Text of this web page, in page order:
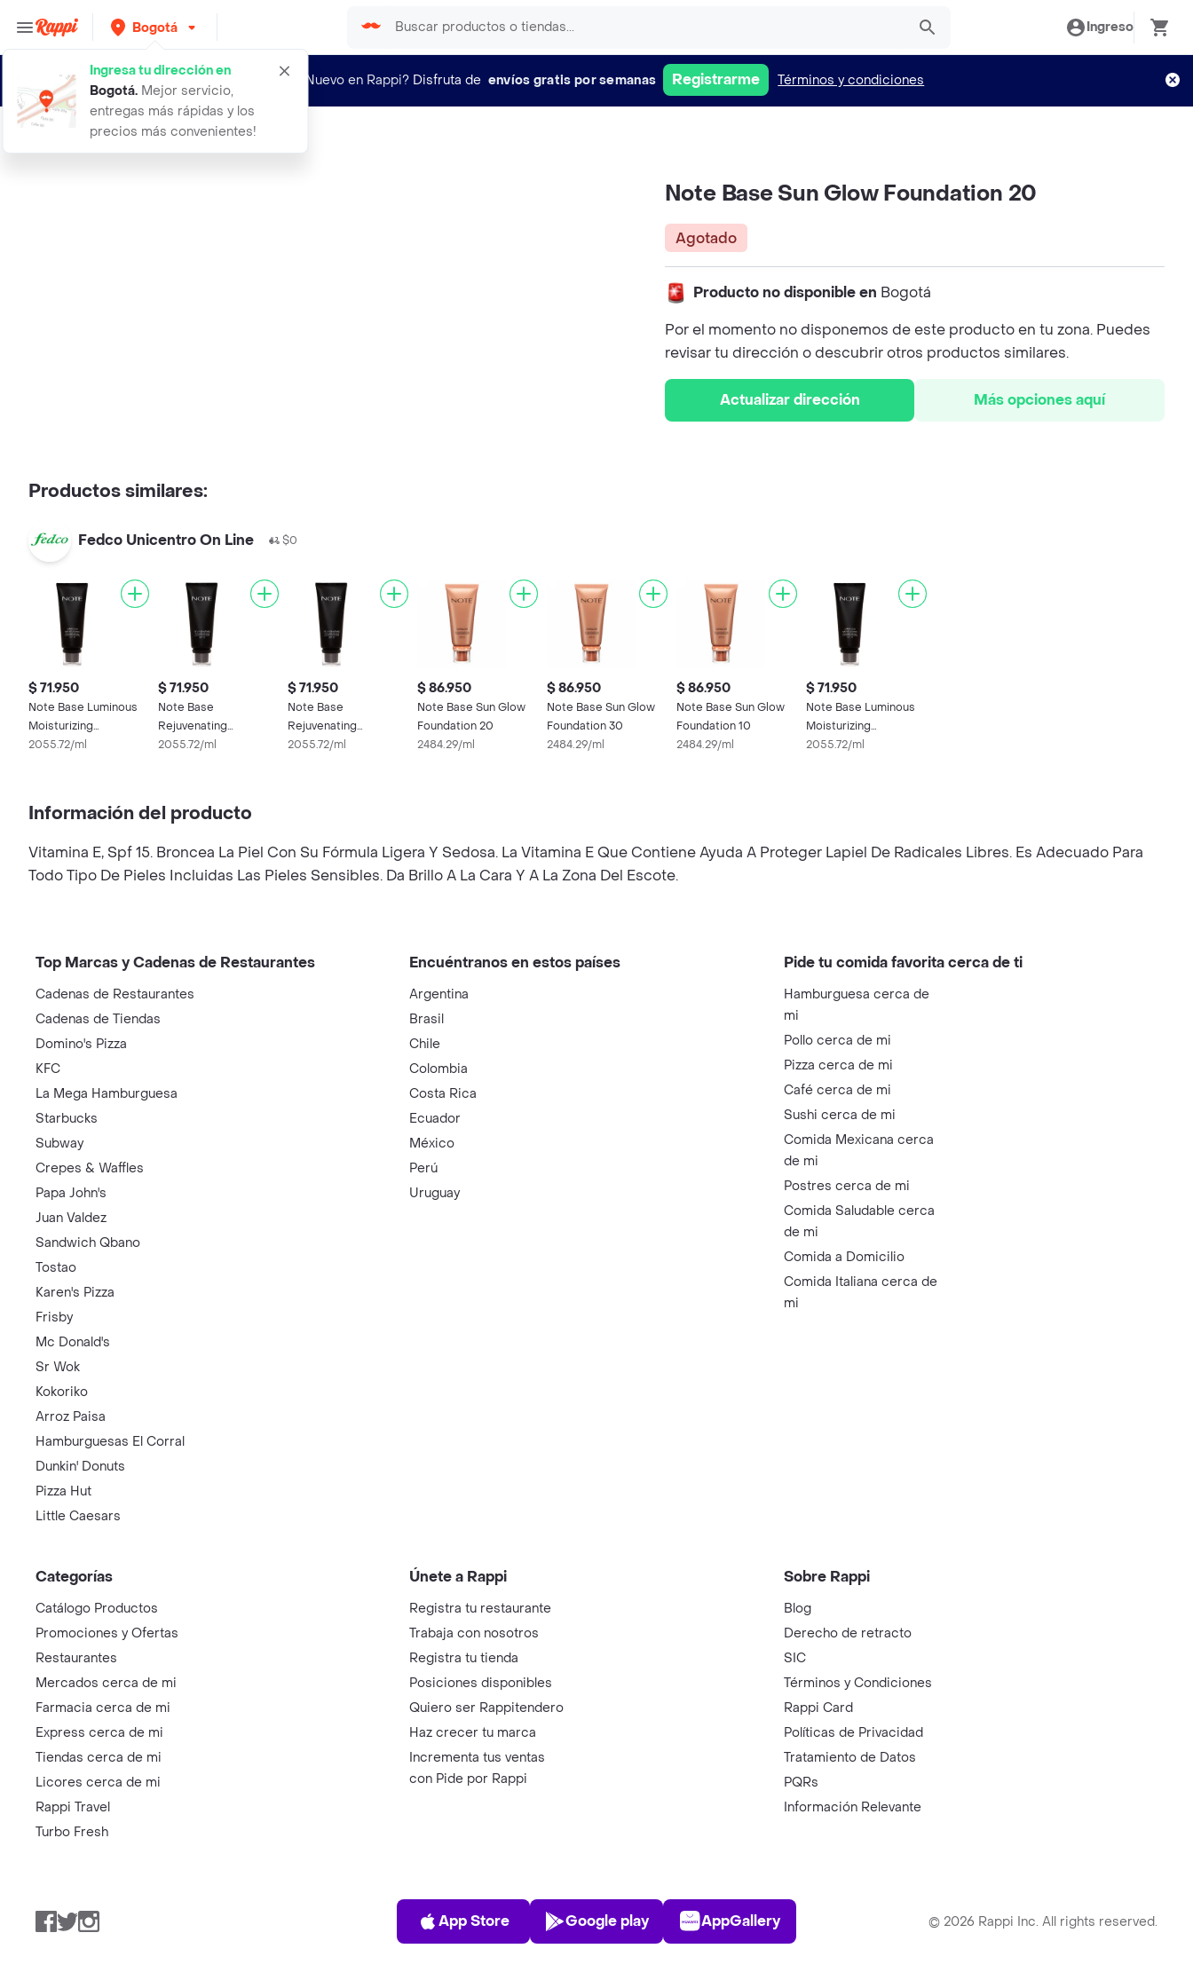
Bogotá
Ingresa tu dirección en
Bogotá. Mejor servicio,
entregas más rápidas y los
precios más convenientes!
Ingreso
¿Nuevo en Rappi? Disfruta de envíos gratis por semanas Registrarme Términos y condiciones
note base sun glow foundation 20
Note Base Sun Glow Foundation 20
Agotado
Producto no disponible en Bogotá
Por el momento no disponemos de este producto en tu zona. Puedes
revisar tu dirección o descubrir otros productos similares.
Actualizar dirección Más opciones aquí
Productos similares:
Fedco Unicentro On Line $0
$ 71.950
Note Base Luminous
Moisturizing
Foundation 02
2055.72/ml
$ 71.950
Note Base
Rejuvenating
Foundation 04
2055.72/ml
$ 71.950
Note Base
Rejuvenating
Foundation 02
2055.72/ml
$ 86.950
Note Base Sun Glow
Foundation 20
2484.29/ml
$ 86.950
Note Base Sun Glow
Foundation 30
2484.29/ml
$ 86.950
Note Base Sun Glow
Foundation 10
2484.29/ml
$ 71.950
Note Base Luminous
Moisturizing
Foundation 04
2055.72/ml
Información del producto
Vitamina E, Spf 15. Broncea La Piel Con Su Fórmula Ligera Y Sedosa. La Vitamina E Que Contiene Ayuda A Proteger Lapiel De Radicales Libres. Es Adecuado Para
Todo Tipo De Pieles Incluidas Las Pieles Sensibles. Da Brillo A La Cara Y A La Zona Del Escote.
Top Marcas y Cadenas de Restaurantes
Cadenas de Restaurantes
Cadenas de Tiendas
Domino's Pizza
KFC
La Mega Hamburguesa
Starbucks
Subway
Crepes & Waffles
Papa John's
Juan Valdez
Sandwich Qbano
Tostao
Karen's Pizza
Frisby
Mc Donald's
Sr Wok
Kokoriko
Arroz Paisa
Hamburguesas El Corral
Dunkin' Donuts
Pizza Hut
Little Caesars
Encuéntranos en estos países
Argentina
Brasil
Chile
Colombia
Costa Rica
Ecuador
México
Perú
Uruguay
Pide tu comida favorita cerca de ti
Hamburguesa cerca de
mi
Pollo cerca de mi
Pizza cerca de mi
Café cerca de mi
Sushi cerca de mi
Comida Mexicana cerca
de mi
Postres cerca de mi
Comida Saludable cerca
de mi
Comida a Domicilio
Comida Italiana cerca de
mi
Categorías
Catálogo Productos
Promociones y Ofertas
Restaurantes
Mercados cerca de mi
Farmacia cerca de mi
Express cerca de mi
Tiendas cerca de mi
Licores cerca de mi
Rappi Travel
Turbo Fresh
Únete a Rappi
Registra tu restaurante
Trabaja con nosotros
Registra tu tienda
Posiciones disponibles
Quiero ser Rappitendero
Haz crecer tu marca
Incrementa tus ventas
con Pide por Rappi
Sobre Rappi
Blog
Derecho de retracto
SIC
Términos y Condiciones
Rappi Card
Políticas de Privacidad
Tratamiento de Datos
PQRs
Información Relevante
Facebook
TwitterInstagram
App Store
App Store
Play Store
Google play
AppGallery
AppGallery © 2026 Rappi Inc. All rights reserved.